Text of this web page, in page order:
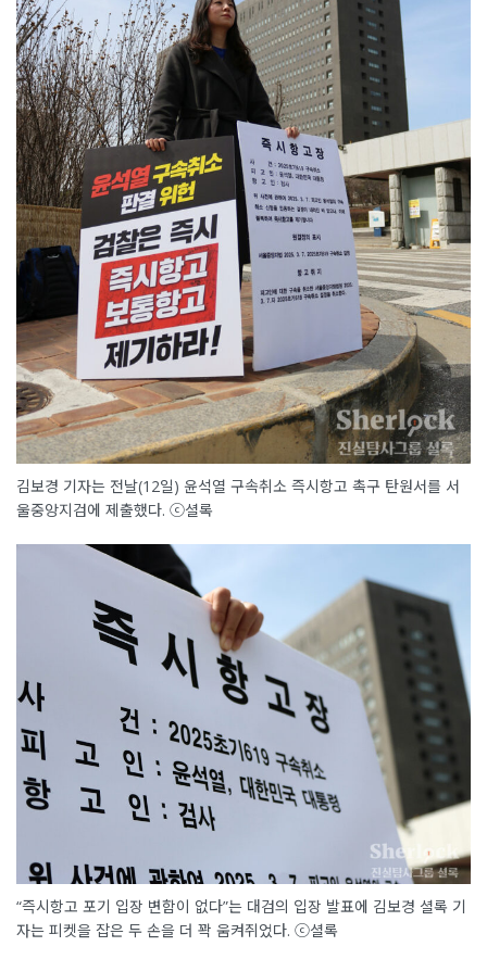
김보경 기자는 전날(12일) 윤석열 구속취소 즉시항고 촉구 탄원서를 서
울중앙지검에 제출했다. ⓒ셜록
“즉시항고 포기 입장 변함이 없다”는 대검의 입장 발표에 김보경 셜록 기
자는 피켓을 잡은 두 손을 더 꽉 움켜쥐었다. ⓒ셜록